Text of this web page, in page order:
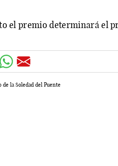
el premio determinará el